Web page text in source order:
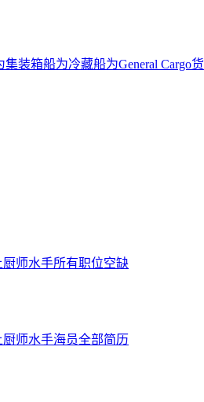
集装箱船为冷藏船为General Cargo
厨师水手所有职位空缺
厨师水手海员全部简历